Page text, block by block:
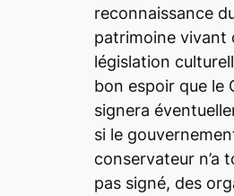
reconnaissance
patrimoine vivant
législation
bon espoir que le
signera
si le
conservateur n’a
pas signé, des